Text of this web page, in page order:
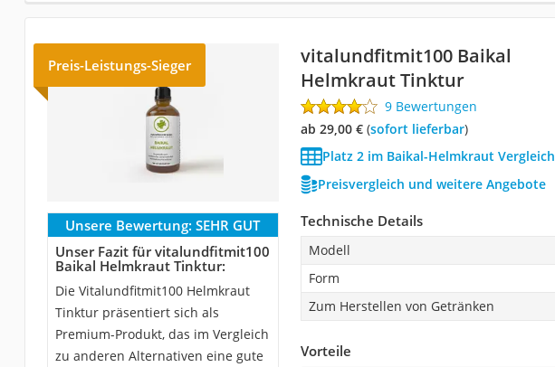
Preis-Leistungs-Sieger
‎vitalundfitmit100 Baikal
Helmkraut Tinktur
9 Bewertungen
ab 29,00 €( Sofort lieferbar)
Platz 2 im Baikal-Helmkraut Vergleich
Preisvergleich und weitere Angebote
Unsere Bewertung: SEHR GUT
Unser Fazit für ‎vitalundfitmit100
Baikal Helmkraut Tinktur:
Die ‎Vitalundfitmit100 Helmkraut
Tinktur präsentiert sich als
Premium-Produkt, das im Vergleich
zu anderen Alternativen eine gute
Technische Details
Modell
Form
Zum Herstellen von Getränken
Vorteile